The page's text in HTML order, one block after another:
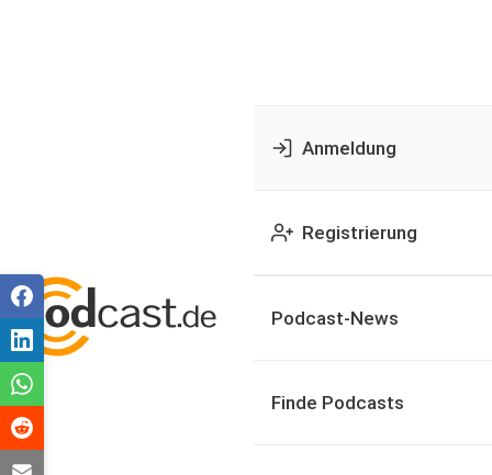
Anmeldung
Registrierung
Podcast-News
Finde Podcasts